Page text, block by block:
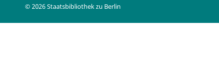
© 2026 Staatsbibliothek zu Berlin